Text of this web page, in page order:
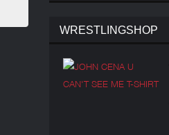
WRESTLINGSHOP